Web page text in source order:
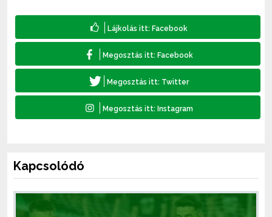
Kapcsolódó